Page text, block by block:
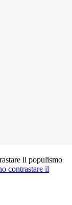
il populismo
contrastare il